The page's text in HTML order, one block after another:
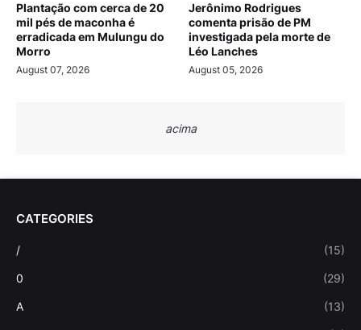
Plantação com cerca de 20
mil pés de maconha é
erradicada em Mulungu do
Morro
August 07, 2026
Jerônimo Rodrigues
comenta prisão de PM
investigada pela morte de
Léo Lanches
August 05, 2026
acima
CATEGORIES
/ (15)
0 (29)
A (13)